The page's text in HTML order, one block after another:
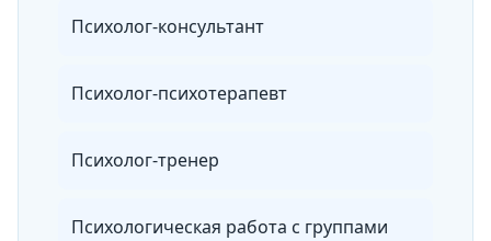
Психолог-консультант
Психолог-психотерапевт
Психолог-тренер
Психологическая работа с группами